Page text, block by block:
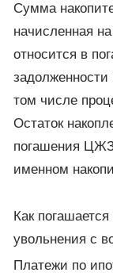
Сумма
начисленная
относится в
том числе
Остаток
погашения
именном
Как
увольнения с
Платежи по